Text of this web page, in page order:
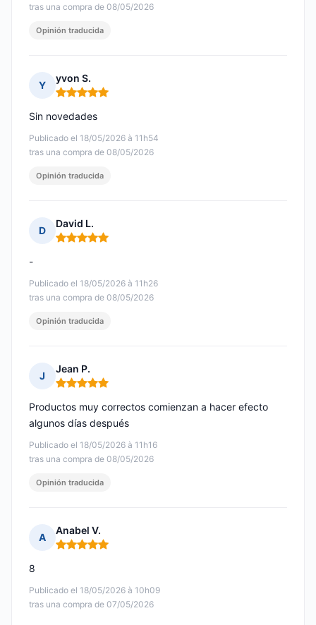
tras una compra de 08/05/2026
Opinión traducida
Y
yvon S.
Nota: 5 de 5
Publicado el 18/05/2026 à 11h54
tras una compra de 08/05/2026
Sin novedades
Opinión traducida
D
David L.
Nota: 5 de 5
Publicado el 18/05/2026 à 11h26
tras una compra de 08/05/2026
-
Opinión traducida
J
Jean P.
Nota: 5 de 5
Publicado el 18/05/2026 à 11h16
tras una compra de 08/05/2026
Productos muy correctos comienzan a hacer efecto
algunos días después
Opinión traducida
A
Anabel V.
Nota: 5 de 5
Publicado el 18/05/2026 à 10h09
tras una compra de 07/05/2026
8